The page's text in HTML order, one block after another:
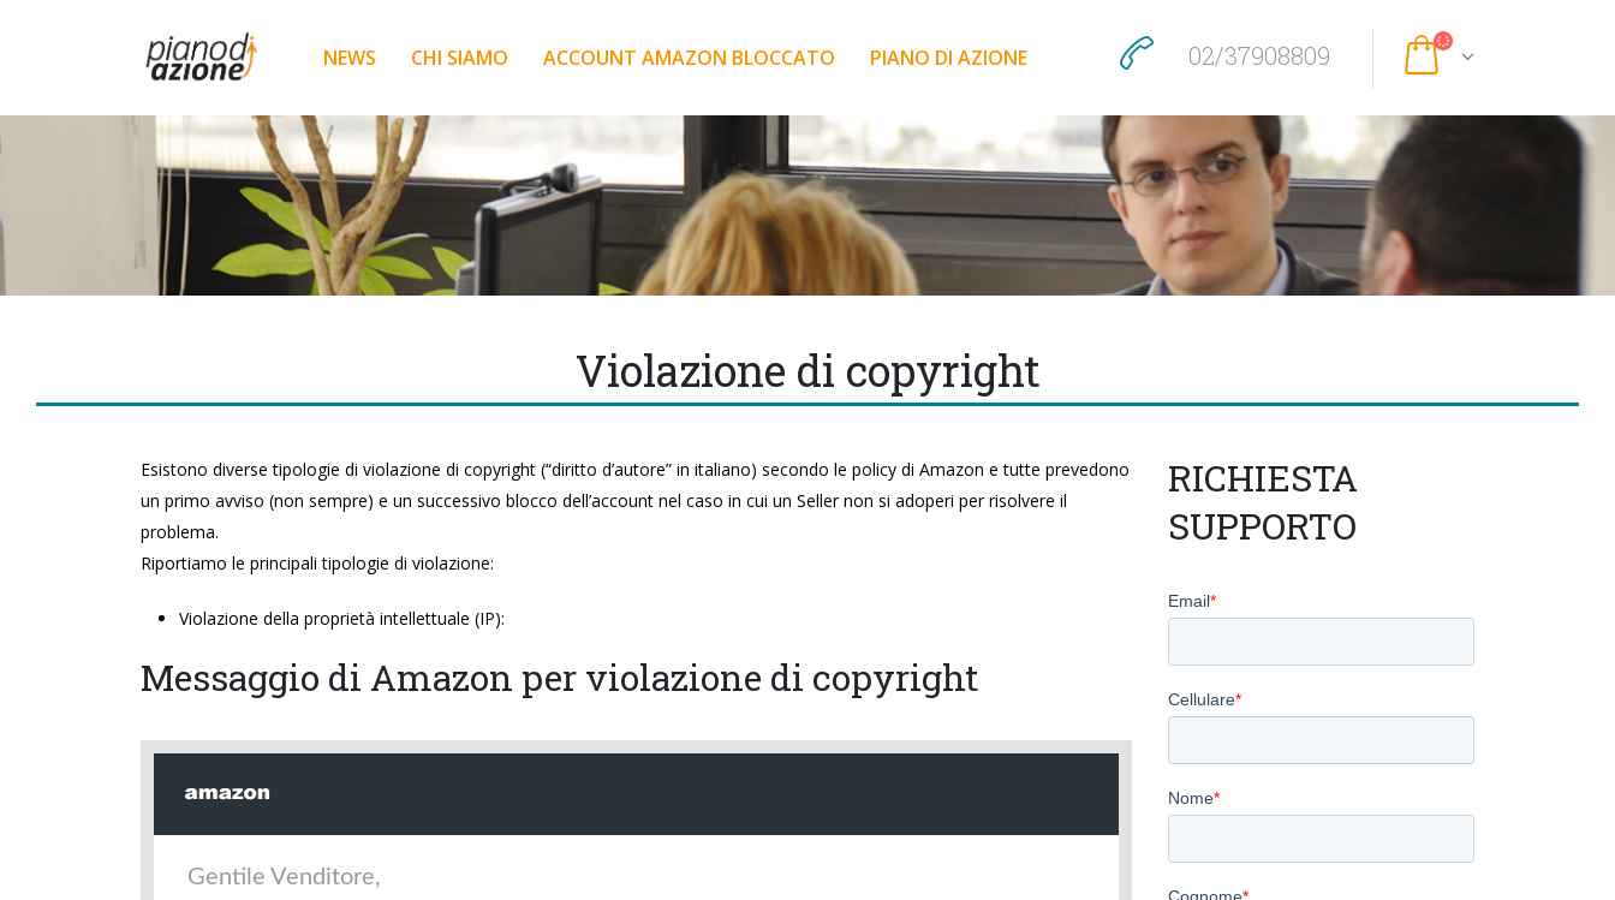
NEWS CHI SIAMO ACCOUNT AMAZON BLOCCATO PIANO DI AZIONE 02/37908809
Violazione di copyright
Esistono diverse tipologie di violazione di copyright (“diritto d’autore” in italiano) secondo le policy di Amazon e tutte prevedono
un primo avviso (non sempre) e un successivo blocco dell’account nel caso in cui un Seller non si adoperi per risolvere il
problema.
Riportiamo le principali tipologie di violazione:
Violazione della proprietà intellettuale (IP):
Messaggio di Amazon per violazione di copyright
Gentile Venditore,
RICHIESTA
SUPPORTO